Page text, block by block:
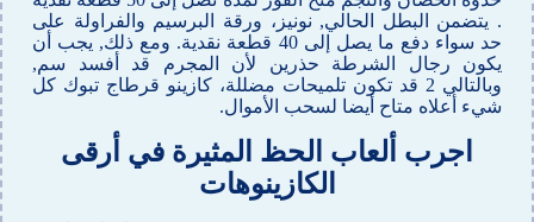
. يتضمن البطل الحالي, نونيز، ورقة البرسيم والفراولة على
حد سواء دفع ما يصل إلى 40 قطعة نقدية. ومع ذلك, يجب أن
يكون رجال الشرطة حذرين لأن المجرم قد أفسد سم,
وبالتالي 2 قد تكون تلميحات مضللة، كازينو قرطاج تبوك كل
شيء أعلاه متاح أيضا لسحب الأموال.
اجرب ألعاب الحظ المثيرة في أرقى
الكازينوهات